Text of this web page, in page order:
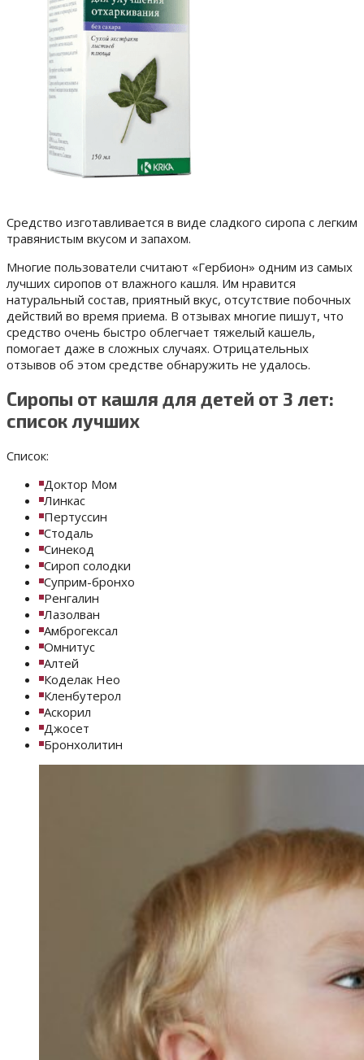
Средство изготавливается в виде сладкого сиропа с легким
травянистым вкусом и запахом.
Многие пользователи считают «Гербион» одним из самых
лучших сиропов от влажного кашля. Им нравится
натуральный состав, приятный вкус, отсутствие побочных
действий во время приема. В отзывах многие пишут, что
средство очень быстро облегчает тяжелый кашель,
помогает даже в сложных случаях. Отрицательных
отзывов об этом средстве обнаружить не удалось.
Сиропы от кашля для детей от 3 лет:
список лучших
Список:
Доктор Мом
Линкас
Пертуссин
Стодаль
Синекод
Сироп солодки
Суприм-бронхо
Ренгалин
Лазолван
Амброгексал
Омнитус
Алтей
Коделак Нео
Кленбутерол
Аскорил
Джосет
Бронхолитин